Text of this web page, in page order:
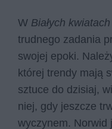
W Białych kwiatach
trudnego zadania
swojej epoki.
której trendy mają
sztuce do dzisiaj,
niej, gdy jeszcze
wyczynem. Norwid